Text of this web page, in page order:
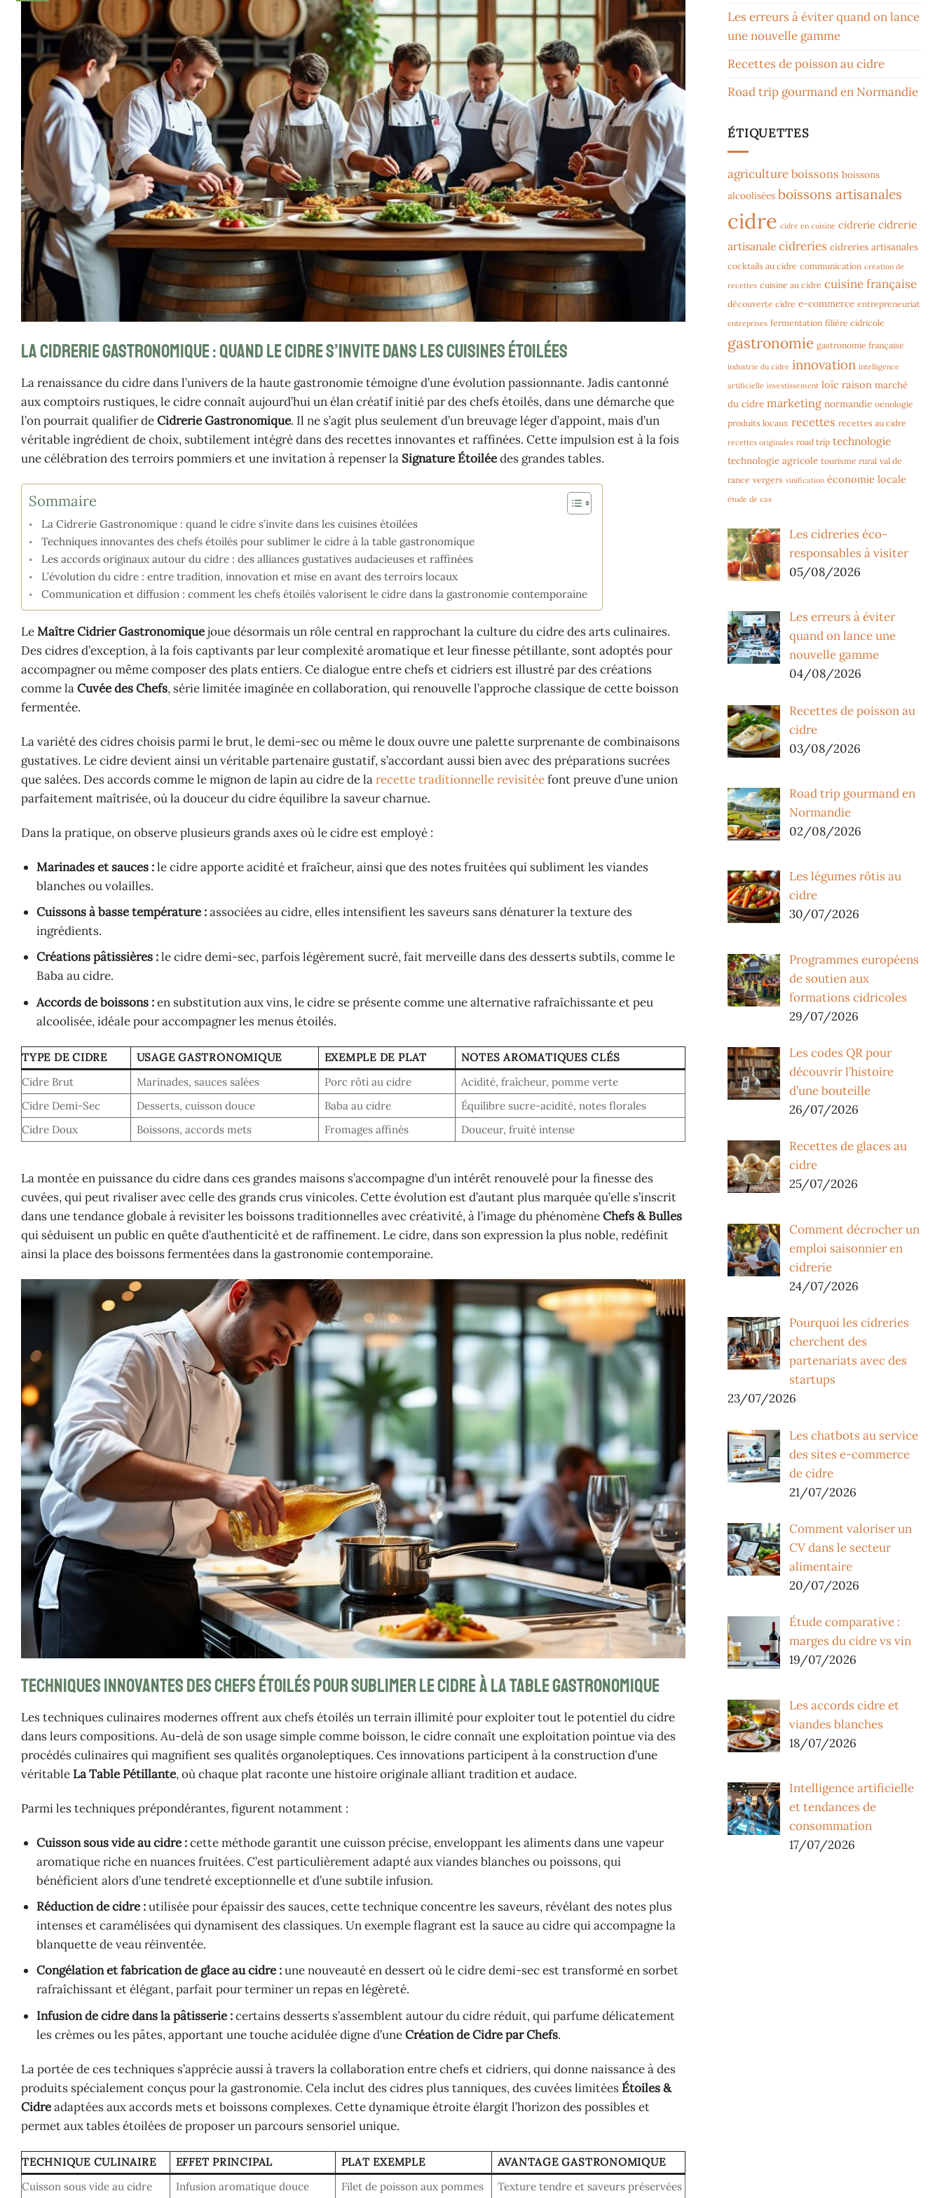
La Cidrerie Gastronomique : quand le cidre s’invite dans les cuisines étoilées
La renaissance du cidre dans l’univers de la haute gastronomie témoigne d’une évolution passionnante. Jadis cantonné
aux comptoirs rustiques, le cidre connaît aujourd’hui un élan créatif initié par des chefs étoilés, dans une démarche que
l’on pourrait qualifier deCidrerie Gastronomique. Il ne s’agit plus seulement d’un breuvage léger d’appoint, mais d’un
véritable ingrédient de choix, subtilement intégré dans des recettes innovantes et raffinées. Cette impulsion est à la fois
une célébration des terroirs pommiers et une invitation à repenser la Signature Étoiléedes grandes tables.
Sommaire
La Cidrerie Gastronomique : quand le cidre s’invite dans les cuisines étoilées
Techniques innovantes des chefs étoilés pour sublimer le cidre à la table gastronomique
Les accords originaux autour du cidre : des alliances gustatives audacieuses et raffinées
L’évolution du cidre : entre tradition, innovation et mise en avant des terroirs locaux
Communication et diffusion : comment les chefs étoilés valorisent le cidre dans la gastronomie contemporaine
LeMaître Cidrier Gastronomiquejoue désormais un rôle central en rapprochant la culture du cidre des arts culinaires.
Des cidres d’exception, à la fois captivants par leur complexité aromatique et leur finesse pétillante, sont adoptés pour
accompagner ou même composer des plats entiers. Ce dialogue entre chefs et cidriers est illustré par des créations
comme laCuvée des Chefs, série limitée imaginée en collaboration, qui renouvelle l’approche classique de cette boisson
fermentée.
La variété des cidres choisis parmi le brut, le demi-sec ou même le doux ouvre une palette surprenante de combinaisons
gustatives. Le cidre devient ainsi un véritable partenaire gustatif, s’accordant aussi bien avec des préparations sucrées
que salées. Des accords comme le mignon de lapin au cidre de larecette traditionnelle revisitéefont preuve d’une union
parfaitement maîtrisée, où la douceur du cidre équilibre la saveur charnue.
Dans la pratique, on observe plusieurs grands axes où le cidre est employé :
Marinades et sauces :le cidre apporte acidité et fraîcheur, ainsi que des notes fruitées qui subliment les viandes
blanches ou volailles.
Cuissons à basse température :associées au cidre, elles intensifient les saveurs sans dénaturer la texture des
ingrédients.
Créations pâtissières :le cidre demi-sec, parfois légèrement sucré, fait merveille dans des desserts subtils, comme le
Baba au cidre.
Accords de boissons :en substitution aux vins, le cidre se présente comme une alternative rafraîchissante et peu
alcoolisée, idéale pour accompagner les menus étoilés.
TYPE DE CIDRE USAGE GASTRONOMIQUE EXEMPLE DE PLAT
NOTES AROMATIQUES CLÉS
Cidre Brut
Marinades, sauces salées Porc rôti au cidre
Acidité, fraîcheur, pomme verte
Cidre Demi-Sec
Desserts, cuisson douce Baba au cidre
Équilibre sucre-acidité, notes florales
Cidre Doux
Boissons, accords mets Fromages affinés Douceur, fruité intense
La montée en puissance du cidre dans ces grandes maisons s’accompagne d’un intérêt renouvelé pour la finesse des
cuvées, qui peut rivaliser avec celle des grands crus vinicoles. Cette évolution est d’autant plus marquée qu’elle s’inscrit
dans une tendance globale à revisiter les boissons traditionnelles avec créativité, à l’image du phénomèneChefs & Bulles
qui séduisent un public en quête d’authenticité et de raffinement. Le cidre, dans son expression la plus noble, redéfinit
ainsi la place des boissons fermentées dans la gastronomie contemporaine.
Techniques innovantes des chefs étoilés pour sublimer le cidre à la table gastronomique
Les techniques culinaires modernes offrent aux chefs étoilés un terrain illimité pour exploiter tout le potentiel du cidre
dans leurs compositions. Au-delà de son usage simple comme boisson, le cidre connaît une exploitation pointue via des
procédés culinaires qui magnifient ses qualités organoleptiques. Ces innovations participent à la construction d’une
véritable La Table Pétillante, où chaque plat raconte une histoire originale alliant tradition et audace.
Parmi les techniques prépondérantes, figurent notamment :
Cuisson sous vide au cidre :cette méthode garantit une cuisson précise, enveloppant les aliments dans une vapeur
aromatique riche en nuances fruitées. C’est particulièrement adapté aux viandes blanches ou poissons, qui
bénéficient alors d’une tendreté exceptionnelle et d’une subtile infusion.
Réduction de cidre :utilisée pour épaissir des sauces, cette technique concentre les saveurs, révélant des notes plus
intenses et caramélisées qui dynamisent des classiques. Un exemple flagrant est la sauce au cidre qui accompagne la
blanquette de veau réinventée.
Congélation et fabrication de glace au cidre :une nouveauté en dessert où le cidre demi-sec est transformé en sorbet
rafraîchissant et élégant, parfait pour terminer un repas en légèreté.
Infusion de cidre dans la pâtisserie :certains desserts s’assemblent autour du cidre réduit, qui parfume délicatement
les crèmes ou les pâtes, apportant une touche acidulée digne d’uneCréation de Cidre par Chefs.
La portée de ces techniques s’apprécie aussi à travers la collaboration entre chefs et cidriers, qui donne naissance à des
produits spécialement conçus pour la gastronomie. Cela inclut des cidres plus tanniques, des cuvées limitées Étoiles &
Cidreadaptées aux accords mets et boissons complexes. Cette dynamique étroite élargit l’horizon des possibles et
permet aux tables étoilées de proposer un parcours sensoriel unique.
TECHNIQUE CULINAIRE EFFET PRINCIPAL PLAT EXEMPLE
AVANTAGE GASTRONOMIQUE
Cuisson sous vide au cidre
Infusion aromatique douce Filet de poisson aux pommes Texture tendre et saveurs préservées
Les erreurs à éviter quand on lance
une nouvelle gamme
Recettes de poisson au cidre
Road trip gourmand en Normandie
ÉTIQUETTES
agriculture boissons boissons
alcoolisées boissons artisanales
cidre cidre en cuisine cidrerie cidrerie
artisanale cidreries cidreries artisanales
cocktails au cidre communication création de
recettes cuisine au cidre cuisine française
découverte cidre e-commerce entrepreneuriat
entreprises fermentation filière cidricole
gastronomie gastronomie française
industrie du cidre innovation intelligence
artificielle investissement loïc raison marché
du cidre marketing normandie oenologie
produits locaux recettes recettes au cidre
recettes originales road trip technologie
technologie agricole tourisme rural val de
rance vergers vinification économie locale
étude de cas
Les cidreries éco-
responsables à visiter
05/08/2026
Les erreurs à éviter
quand on lance une
nouvelle gamme
04/08/2026
Recettes de poisson au
cidre
03/08/2026
Road trip gourmand en
Normandie
02/08/2026
Les légumes rôtis au
cidre
30/07/2026
Programmes européens
de soutien aux
formations cidricoles
29/07/2026
Les codes QR pour
découvrir l’histoire
d’une bouteille
26/07/2026
Recettes de glaces au
cidre
25/07/2026
Comment décrocher un
emploi saisonnier en
cidrerie
24/07/2026
Pourquoi les cidreries
cherchent des
partenariats avec des
startups
23/07/2026
Les chatbots au service
des sites e-commerce
de cidre
21/07/2026
Comment valoriser un
CV dans le secteur
alimentaire
20/07/2026
Étude comparative :
marges du cidre vs vin
19/07/2026
Les accords cidre et
viandes blanches
18/07/2026
Intelligence artificielle
et tendances de
consommation
17/07/2026